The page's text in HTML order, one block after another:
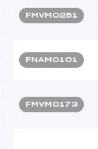
FMVM0251
FNAM0101
FMVM0173